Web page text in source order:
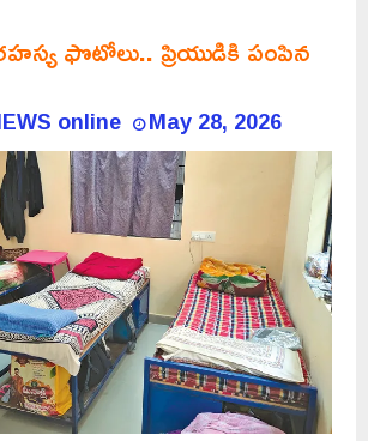
ఫొటోలు.. ప్రియుడికి పంపిన
online May 28, 2026